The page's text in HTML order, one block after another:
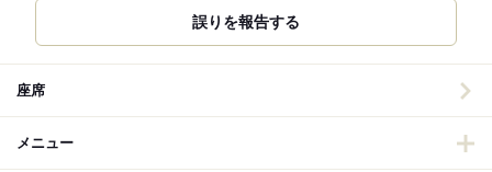
誤りを報告する
座席
メニュー